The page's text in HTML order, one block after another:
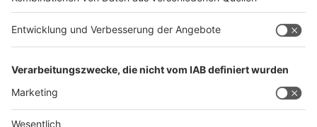
THERMPROCESS Homepage
NEWCAST Homepage
AGB